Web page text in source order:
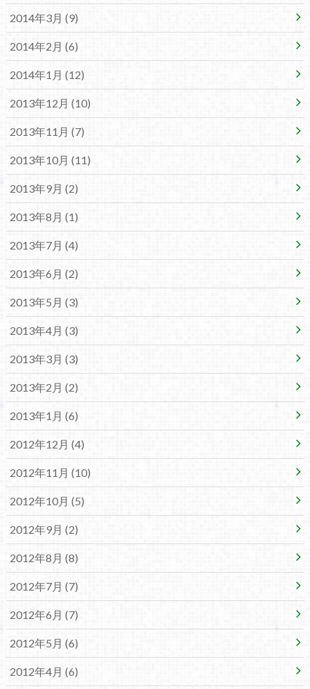
2014年3月 (9)
2014年2月 (6)
2014年1月 (12)
2013年12月 (10)
2013年11月 (7)
2013年10月 (11)
2013年9月 (2)
2013年8月 (1)
2013年7月 (4)
2013年6月 (2)
2013年5月 (3)
2013年4月 (3)
2013年3月 (3)
2013年2月 (2)
2013年1月 (6)
2012年12月 (4)
2012年11月 (10)
2012年10月 (5)
2012年9月 (2)
2012年8月 (8)
2012年7月 (7)
2012年6月 (7)
2012年5月 (6)
2012年4月 (6)